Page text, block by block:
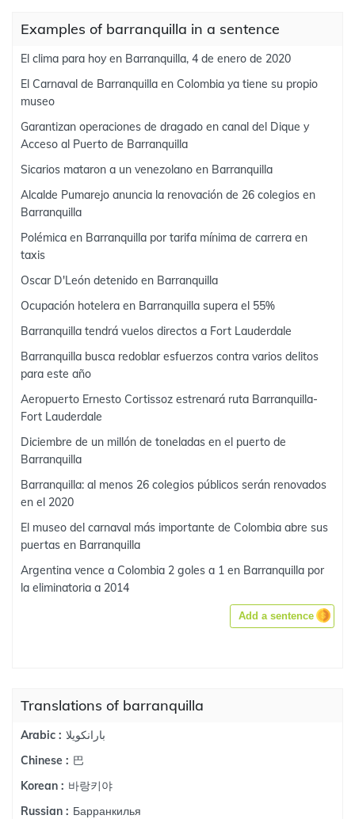
Examples of barranquilla in a sentence
El clima para hoy en Barranquilla, 4 de enero de 2020
El Carnaval de Barranquilla en Colombia ya tiene su propio
museo
Garantizan operaciones de dragado en canal del Dique y
Acceso al Puerto de Barranquilla
Sicarios mataron a un venezolano en Barranquilla
Alcalde Pumarejo anuncia la renovación de 26 colegios en
Barranquilla
Polémica en Barranquilla por tarifa mínima de carrera en
taxis
Oscar D'León detenido en Barranquilla
Ocupación hotelera en Barranquilla supera el 55%
Barranquilla tendrá vuelos directos a Fort Lauderdale
Barranquilla busca redoblar esfuerzos contra varios delitos
para este año
Aeropuerto Ernesto Cortissoz estrenará ruta Barranquilla-
Fort Lauderdale
Diciembre de un millón de toneladas en el puerto de
Barranquilla
Barranquilla: al menos 26 colegios públicos serán renovados
en el 2020
El museo del carnaval más importante de Colombia abre sus
puertas en Barranquilla
Argentina vence a Colombia 2 goles a 1 en Barranquilla por
la eliminatoria a 2014
Add a sentence
Translations of barranquilla
Arabic : بارانكويلا
Chinese : 巴
Korean : 바랑키야
Russian : Барранкилья